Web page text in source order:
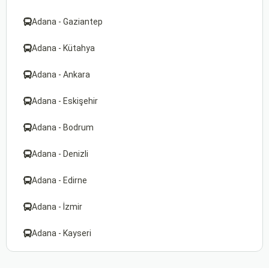
Adana - Gaziantep
Adana - Kütahya
Adana - Ankara
Adana - Eskişehir
Adana - Bodrum
Adana - Denizli
Adana - Edirne
Adana - İzmir
Adana - Kayseri